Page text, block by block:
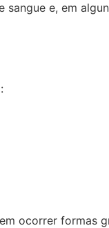
e, em
ocorrer formas